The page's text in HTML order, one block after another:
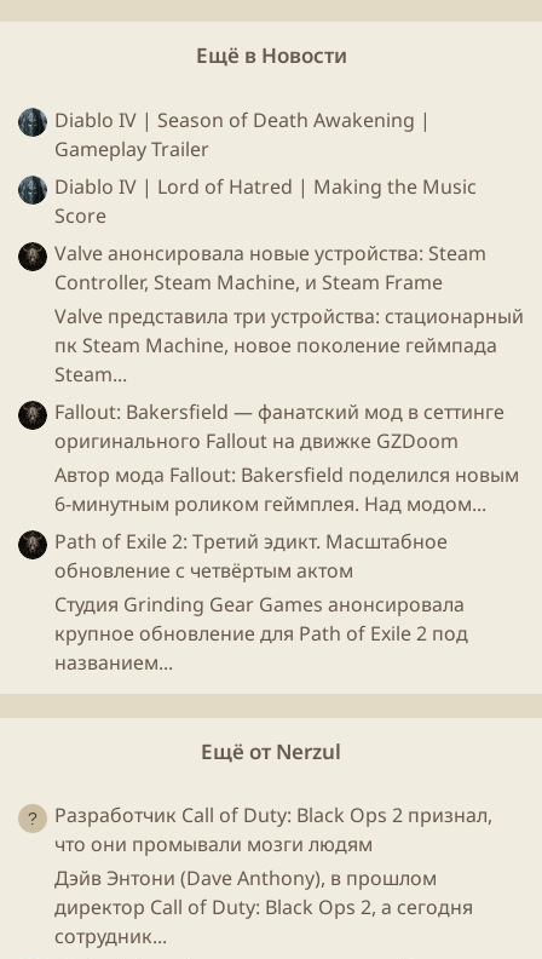
Ещё в Новости
Diablo IV | Season of Death Awakening |
Gameplay Trailer
Diablo IV | Lord of Hatred | Making the Music
Score
Valve анонсировала новые устройства: Steam
Controller, Steam Machine, и Steam Frame
Valve представила три устройства: стационарный
пк Steam Machine, новое поколение геймпада
Steam...
Fallout: Bakersfield — фанатский мод в сеттинге
оригинального Fallout на движке GZDoom
Автор мода Fallout: Bakersfield поделился новым
6-минутным роликом геймплея. Над модом...
Path of Exile 2: Третий эдикт. Масштабное
обновление с четвёртым актом
Студия Grinding Gear Games анонсировала
крупное обновление для Path of Exile 2 под
названием...
Ещё от Nerzul
Разработчик Call of Duty: Black Ops 2 признал,
что они промывали мозги людям
Дэйв Энтони (Dave Anthony), в прошлом
директор Call of Duty: Black Ops 2, а сегодня
сотрудник...